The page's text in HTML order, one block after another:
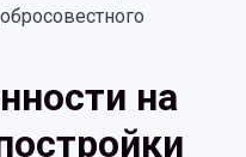
на